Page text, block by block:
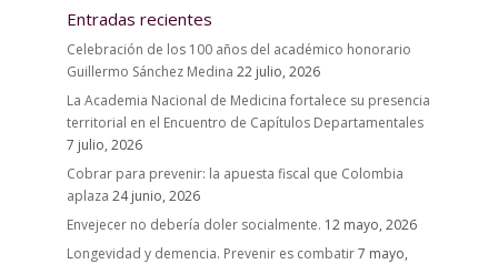
Entradas recientes
Celebración de los 100 años del académico honorario
Guillermo Sánchez Medina 22 julio, 2026
La Academia Nacional de Medicina fortalece su presencia
territorial en el Encuentro de Capítulos Departamentales
7 julio, 2026
Cobrar para prevenir: la apuesta fiscal que Colombia
aplaza 24 junio, 2026
Envejecer no debería doler socialmente. 12 mayo, 2026
Longevidad y demencia. Prevenir es combatir7 mayo,